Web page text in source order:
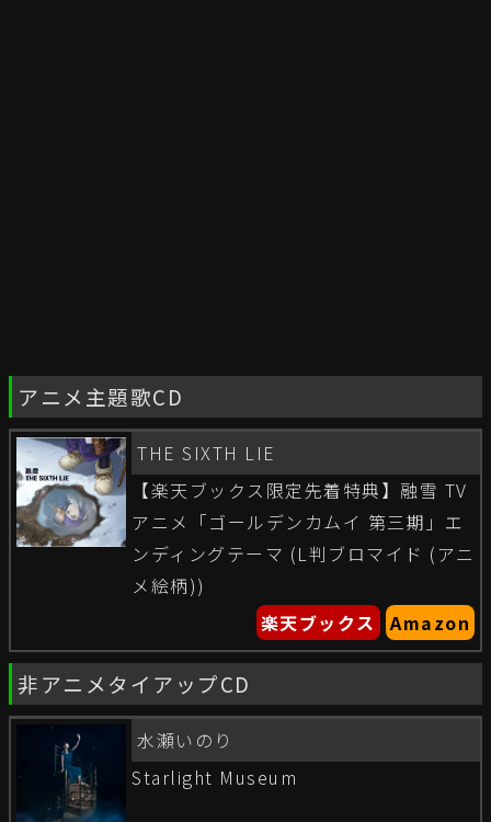
アニメ主題歌CD
THE SIXTH LIE
【楽天ブックス限定先着特典】融雪 TV
アニメ「ゴールデンカムイ 第三期」エ
ンディングテーマ (L判ブロマイド (アニ
メ絵柄))
楽天ブックス
Amazon
非アニメタイアップCD
水瀬いのり
Starlight Museum